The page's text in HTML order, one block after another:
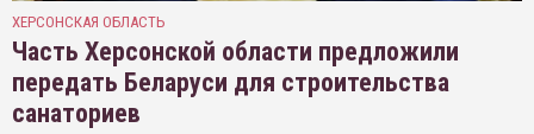
ХЕРСОНСКАЯ ОБЛАСТЬ
Часть Херсонской области предложили
передать Беларуси для строительства
санаториев